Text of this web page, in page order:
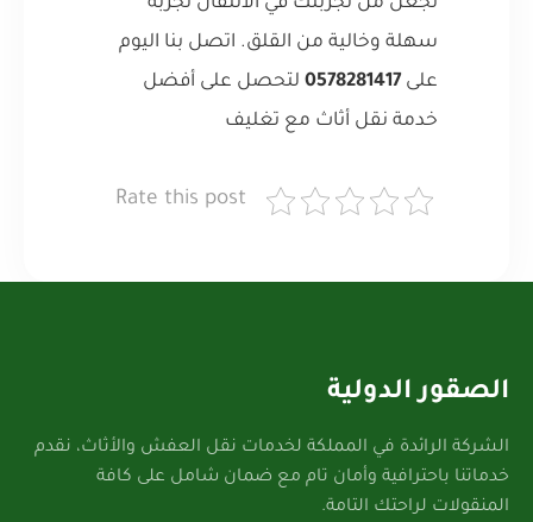
تجعل من تجربتك في الانتقال تجربة
سهلة وخالية من القلق. اتصل بنا اليوم
على 0578281417 لتحصل على أفضل
خدمة نقل أثاث مع تغليف
Rate this post
الصقور الدولية
الشركة الرائدة في المملكة لخدمات نقل العفش والأثاث، نقدم
خدماتنا باحترافية وأمان تام مع ضمان شامل على كافة
المنقولات لراحتك التامة.